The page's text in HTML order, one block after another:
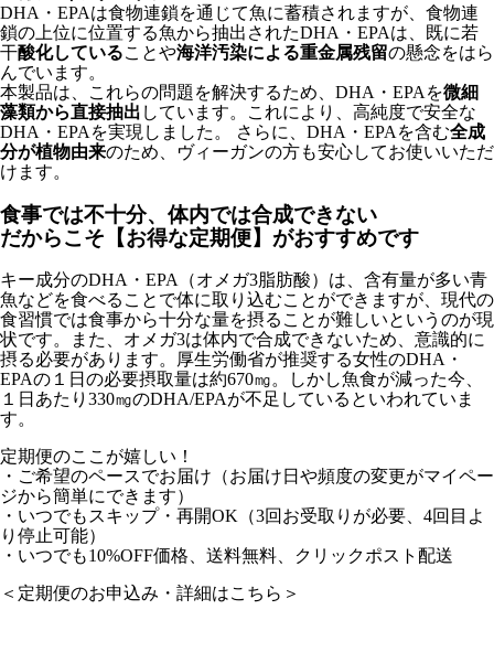
DHA・EPAは食物連鎖を通じて魚に蓄積されますが、食物連
鎖の上位に位置する魚から抽出されたDHA・EPAは、既に若
干酸化していることや海洋汚染による重金属残留の懸念をはら
んでいます。
本製品は、これらの問題を解決するため、DHA・EPAを微細
藻類から直接抽出 しています。これにより、高純度で安全な
DHA・EPAを実現しました。 さらに、DHA・EPAを含む全成
分が植物由来のため、ヴィーガンの方も安心してお使いいただ
けます。
食事では不十分、体内では合成できない
だからこそ【お得な定期便】がおすすめです
キー成分のDHA・EPA（オメガ3脂肪酸）は、含有量が多い青
魚などを食べることで体に取り込むことができますが、現代の
食習慣では食事から十分な量を摂ることが難しいというのが現
状です。また、オメガ3は体内で合成できないため、意識的に
摂る必要があります。厚生労働省が推奨する女性のDHA・
EPAの１日の必要摂取量は約670㎎。しかし魚食が減った今、
１日あたり330㎎のDHA/EPAが不足しているといわれていま
す。
定期便のここが嬉しい！
・ご希望のペースでお届け（お届け日や頻度の変更がマイペー
ジから簡単にできます）
・いつでもスキップ・再開OK（3回お受取りが必要、4回目よ
り停止可能）
・いつでも10%OFF価格、送料無料、クリックポスト配送
＜定期便のお申込み・詳細はこちら＞